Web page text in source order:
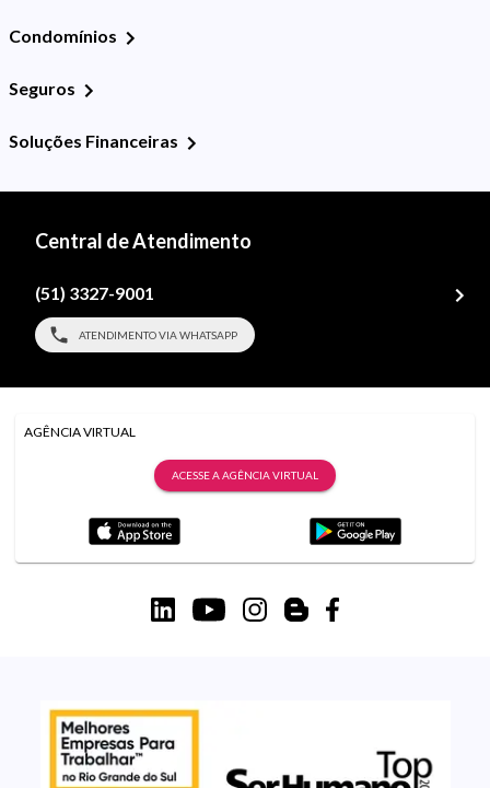
Condomínios
Seguros
Soluções Financeiras
Central de Atendimento
(51) 3327-9001
ATENDIMENTO VIA WHATSAPP
AGÊNCIA VIRTUAL
ACESSE A AGÊNCIA VIRTUAL